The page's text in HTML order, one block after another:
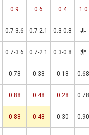
0.9 0.6 0.4 1.0
0.7-3.6 0.7-2.1 0.3-0.8 非
0.7-3.6 0.7-2.1 0.3-0.8 非
0.78 0.38 0.18 0.68
0.88 0.48 0.28 0.78
0.88 0.48 0.30 0.90